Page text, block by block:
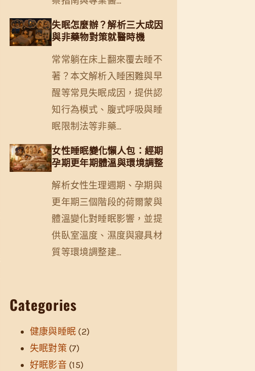
失眠怎麼辦？解析三大成因
與非藥物對策就醫時機
常常躺在床上翻來覆去睡不
著？本文解析入睡困難與早
醒等常見失眠成因，提供認
知行為模式、腹式呼吸與睡
眠限制法等非藥…
女性睡眠變化懶人包：經期
孕期更年期體溫與環境調整
解析女性生理週期、孕期與
更年期三個階段的荷爾蒙與
體溫變化對睡眠影響，並提
供臥室溫度、濕度與寢具材
質等環境調整建…
Categories
健康與睡眠 (2)
失眠對策(7)
好眠影音 (15)